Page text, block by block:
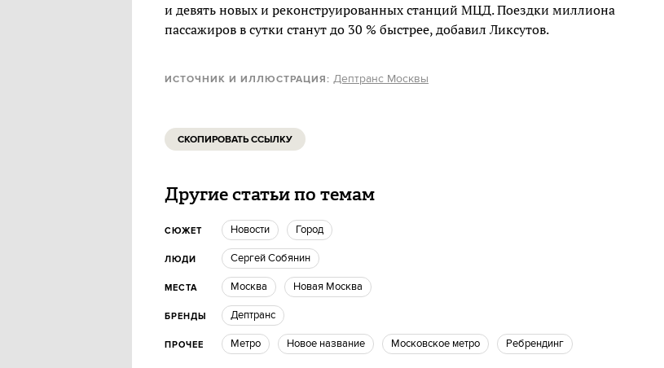
и девять новых и реконструированных станций МЦД. Поездки миллиона
пассажиров в сутки станут до 30 % быстрее, добавил Ликсутов.
ИСТОЧНИК И ИЛЛЮСТРАЦИЯ: Дептранс Москвы
СКОПИРОВАТЬ ССЫЛКУ
Другие статьи по темам
СЮЖЕТ новости город
ЛЮДИ Сергей Собянин
МЕСТА Москва Новая Москва
БРЕНДЫ Дептранс
ПРОЧЕЕ метро Новое название Московское метро Ребрендинг